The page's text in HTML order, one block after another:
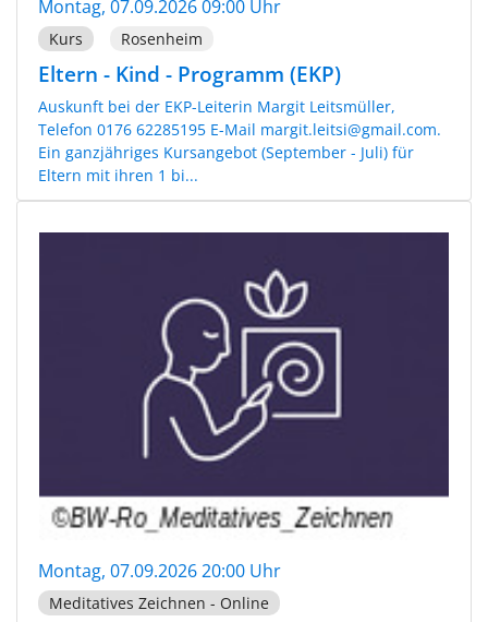
Montag, 07.09.2026 09:00 Uhr
Kurs Rosenheim
Eltern - Kind - Programm (EKP)
Auskunft bei der EKP-Leiterin Margit Leitsmüller,
Telefon 0176 62285195 E-Mail margit.leitsi@gmail.com.
Ein ganzjähriges Kursangebot (September - Juli) für
Eltern mit ihren 1 bi...
Montag, 07.09.2026 20:00 Uhr
Meditatives Zeichnen - Online